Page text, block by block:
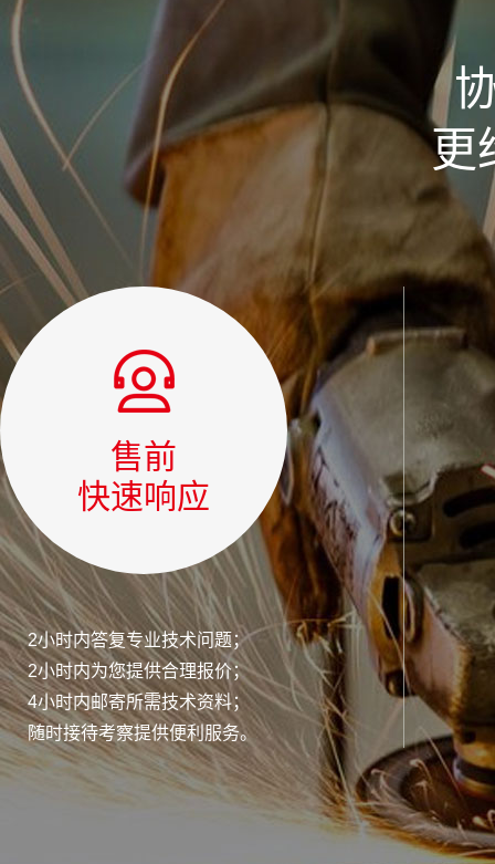
更
售前
快速响应
2小时内答复专业技术问题；
2小时内为您提供合理报价；
4小时内邮寄所需技术资料；
随时接待考察提供便利服务。